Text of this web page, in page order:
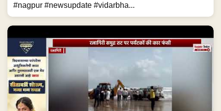
#nagpur #newsupdate #vidarbha...